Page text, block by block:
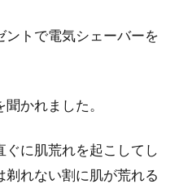
ントで電気シェーバーを
かれました。
に肌荒れを起こしてし
剃れない割に肌が荒れる